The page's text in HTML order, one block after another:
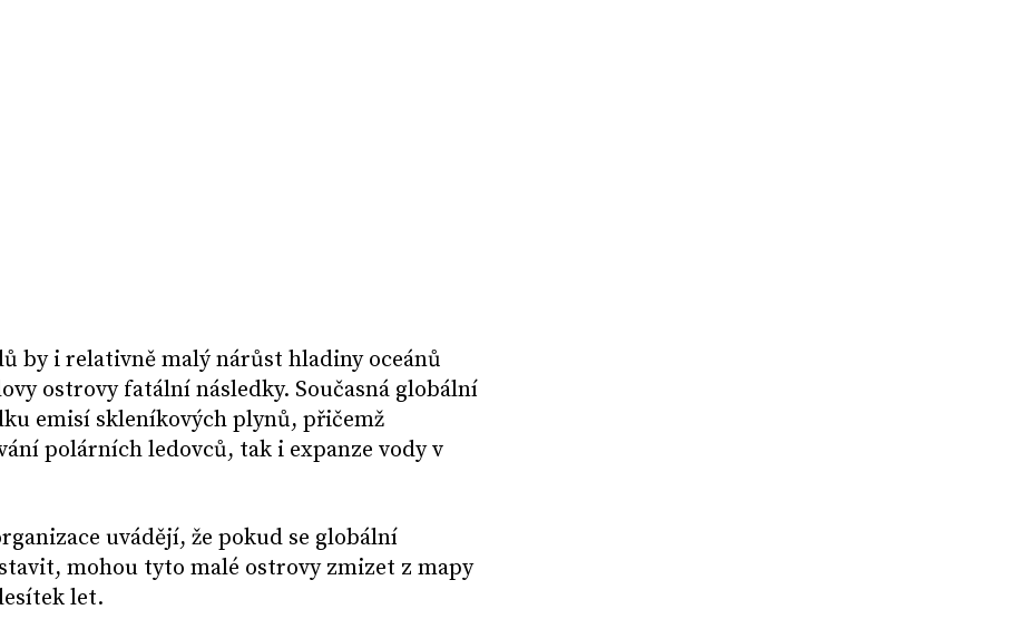
by i relativně malý nárůst hladiny oceánů
ostrovy fatální následky. Současná globální
emisí skleníkových plynů, přičemž
polárních ledovců, tak i expanze vody v
uvádějí, že pokud se globální
mohou tyto malé ostrovy zmizet z mapy
let.